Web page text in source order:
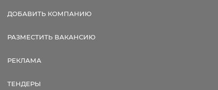
ДОБАВИТЬ КОМПАНИЮ
РАЗМЕСТИТЬ ВАКАНСИЮ
РЕКЛАМА
ТЕНДЕРЫ